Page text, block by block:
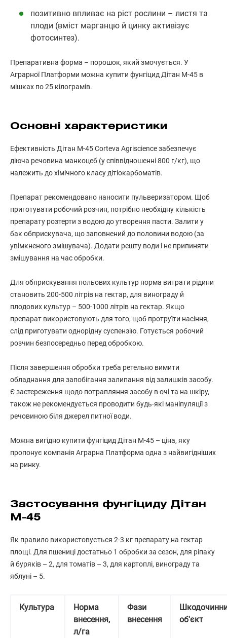
позитивно впливає на ріст рослини – листя та
плоди (вміст марганцю й цинку активізує
фотосинтез).
Препаративна форма – порошок, який змочується. У
Аграрної Платформи можна купити фунгіцид Дітан М-45 в
мішках по 25 кілограмів.
Основні характеристики
Ефективність Дітан М-45 Corteva Agriscience забезпечує
діюча речовина манкоцеб (у співвідношенні 800 г/кг), що
належить до хімічного класу дітіокарбоматів.
Препарат рекомендовано наносити пульверизатором. Щоб
приготувати робочий розчин, потрібно необхідну кількість
препарату розтерти з водою до утворення пасти. Залити у
бак обприскувача, що заповнений до половини водою (за
увімкненого змішувача). Додати решту води і не припиняти
змішування на час обробки.
Для обприскування польових культур норма витрати рідини
становить 200-500 літрів на гектар, для винограду й
плодових культур – 500-1000 літрів на гектар. Якщо
препарат використовують для того, щоб протруїти насіння,
слід приготувати однорідну суспензію. Готується робочий
розчин безпосередньо перед обробкою.
Після завершення обробки треба ретельно вимити
обладнання для запобігання залипання від залишків засобу.
Є застереження щодо потрапляння засобу в очі та на шкіру,
також не рекомендується проводити будь-які маніпуляції з
речовиною біля джерел питної води.
Можна вигідно купити фунгіцид Дітан М-45 – ціна, яку
пропонує компанія Аграрна Платформа одна з найвигідніших
на ринку.
Застосування фунгіциду Дітан
М-45
Як правило використовується 2-3 кг препарату на гектар
площі. Для пшениці достатньо 1 обробки за сезон, для ріпаку
й буряків – 2, для томатів – 3, для картоплі, винограду та
яблуні – 5.
Культура
Норма
внесення,
л/га
Фази
внесення
об'єкт